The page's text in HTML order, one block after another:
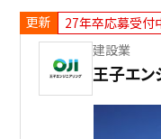
更新
27年卒応募受付
建設業
王子エン